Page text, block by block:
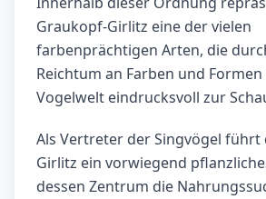
Graukopf-Girlitz eine der vielen
farbenprächtigen Arten, die
Reichtum an Farben und
Vogelwelt eindrucksvoll zur
Als Vertreter der Singvögel
Girlitz ein vorwiegend
dessen Zentrum die